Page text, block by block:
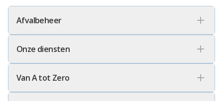
Afvalbeheer
Onze diensten
Van A tot Zero